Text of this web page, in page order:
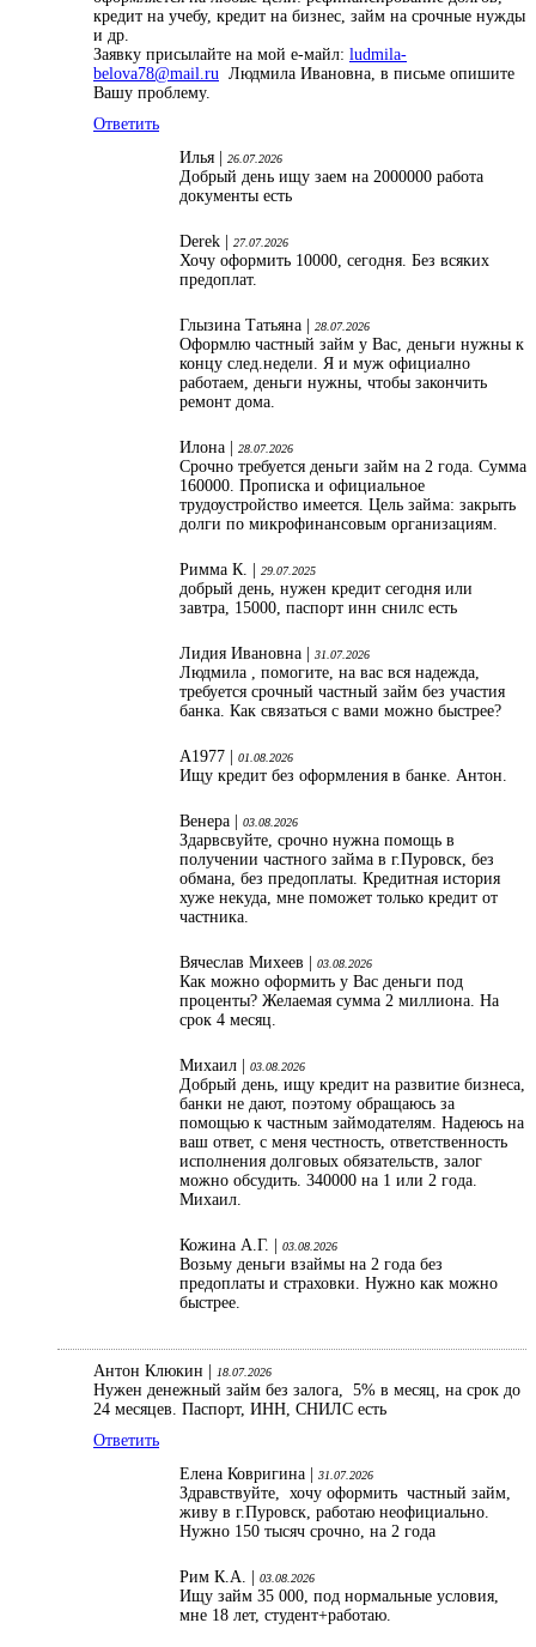
кредит на учебу, кредит на бизнес, займ на срочные нужды
и др.
Заявку присылайте на мой е-майл: ludmila-
belova78@mail.ru Людмила Ивановна, в письме опишите
Вашу проблему.
Ответить
Илья |
26.07.2026
Добрый день ищу заем на 2000000 работа
документы есть
Derek | 27.07.2026
Хочу оформить 10000, сегодня. Без всяких
предоплат.
Глызина Татьяна | 28.07.2026
Оформлю частный займ у Вас, деньги нужны к
концу след.недели. Я и муж официално
работаем, деньги нужны, чтобы закончить
ремонт дома.
Илона | 28.07.2026
Срочно требуется деньги займ на 2 года. Сумма
160000. Прописка и официальное
трудоустройство имеется. Цель займа: закрыть
долги по микрофинансовым организациям.
Римма К. | 29.07.2025
добрый день, нужен кредит сегодня или
завтра, 15000, паспорт инн снилс есть
Лидия Ивановна | 31.07.2026
Людмила , помогите, на вас вся надежда,
требуется срочный частный займ без участия
банка. Как связаться с вами можно быстрее?
А1977 | 01.08.2026
Ищу кредит без оформления в банке. Антон.
Венера | 03.08.2026
Здарвсвуйте, срочно нужна помощь в
получении частного займа в г.Пуровск, без
обмана, без предоплаты. Кредитная история
хуже некуда, мне поможет только кредит от
частника.
Вячеслав Михеев | 03.08.2026
Как можно оформить у Вас деньги под
проценты? Желаемая сумма 2 миллиона. На
срок 4 месяц.
Михаил | 03.08.2026
Добрый день, ищу кредит на развитие бизнеса,
банки не дают, поэтому обращаюсь за
помощью к частным займодателям. Надеюсь на
ваш ответ, с меня честность, ответственность
исполнения долговых обязательств, залог
можно обсудить. 340000 на 1 или 2 года.
Михаил.
Кожина А.Г. | 03.08.2026
Возьму деньги взаймы на 2 года без
предоплаты и страховки. Нужно как можно
быстрее.
Антон Клюкин | 18.07.2026
Нужен денежный займ без залога, 5% в месяц, на срок до
24 месяцев. Паспорт, ИНН, СНИЛС есть
Ответить
Елена Ковригина |
31.07.2026
Здравствуйте, хочу оформить частный займ,
живу в г.Пуровск, работаю неофициально.
Нужно 150 тысяч срочно, на 2 года
Рим К.А. | 03.08.2026
Ищу займ 35 000, под нормальные условия,
мне 18 лет, студент+работаю.